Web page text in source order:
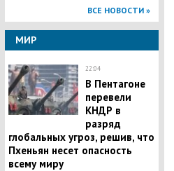
ВСЕ НОВОСТИ »
МИР
22:04
В Пентагоне
перевели
КНДР в
разряд
глобальных угроз, решив, что
Пхеньян несет опасность
всему миру